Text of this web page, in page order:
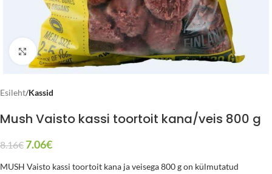
Click to enlarge
Esileht Kassid
Mush Vaisto kassi toortoit kana/veis 800 g
8.16€7.06€
MUSH Vaisto kassi toortoit kana ja veisega 800 g on külmutatud